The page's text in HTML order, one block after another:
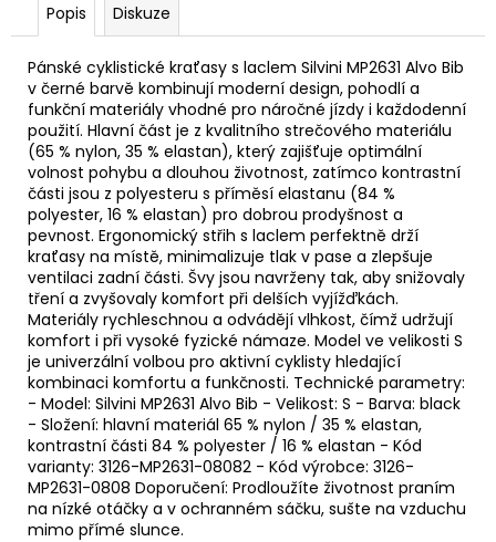
Popis Diskuze
Pánské cyklistické kraťasy s laclem Silvini MP2631 Alvo Bib
v černé barvě kombinují moderní design, pohodlí a
funkční materiály vhodné pro náročné jízdy i každodenní
použití. Hlavní část je z kvalitního strečového materiálu
(65 % nylon, 35 % elastan), který zajišťuje optimální
volnost pohybu a dlouhou životnost, zatímco kontrastní
části jsou z polyesteru s příměsí elastanu (84 %
polyester, 16 % elastan) pro dobrou prodyšnost a
pevnost. Ergonomický střih s laclem perfektně drží
kraťasy na místě, minimalizuje tlak v pase a zlepšuje
ventilaci zadní části. Švy jsou navrženy tak, aby snižovaly
tření a zvyšovaly komfort při delších vyjížďkách.
Materiály rychleschnou a odvádějí vlhkost, čímž udržují
komfort i při vysoké fyzické námaze. Model ve velikosti S
je univerzální volbou pro aktivní cyklisty hledající
kombinaci komfortu a funkčnosti. Technické parametry:
- Model: Silvini MP2631 Alvo Bib - Velikost: S - Barva: black
- Složení: hlavní materiál 65 % nylon / 35 % elastan,
kontrastní části 84 % polyester / 16 % elastan - Kód
varianty: 3126-MP2631-08082 - Kód výrobce: 3126-
MP2631-0808 Doporučení: Prodloužíte životnost praním
na nízké otáčky a v ochranném sáčku, sušte na vzduchu
mimo přímé slunce.